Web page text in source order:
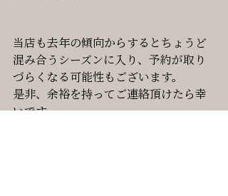
当店も去年の傾向からするとちょうど
混み合うシーズンに入り、予約が取り
づらくなる可能性もございます。
是非、余裕を持ってご連絡頂けたら幸
いです。